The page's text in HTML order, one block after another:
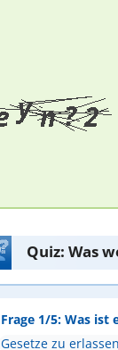
Quiz: Was
Frage 1/5: Was ist
Gesetze zu erlassen